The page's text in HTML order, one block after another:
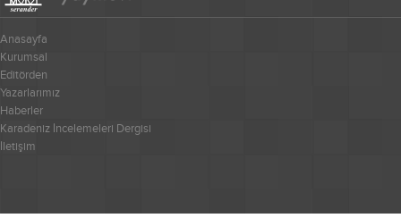
Anasayfa
Kurumsal
Editörden
Yazarlarımız
Haberler
Karadeniz İncelemeleri Dergisi
İletişim